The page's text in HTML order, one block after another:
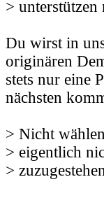
>
Du wirst in
originären
stets nur eine
nächsten
> Nicht
> eigentlich
>